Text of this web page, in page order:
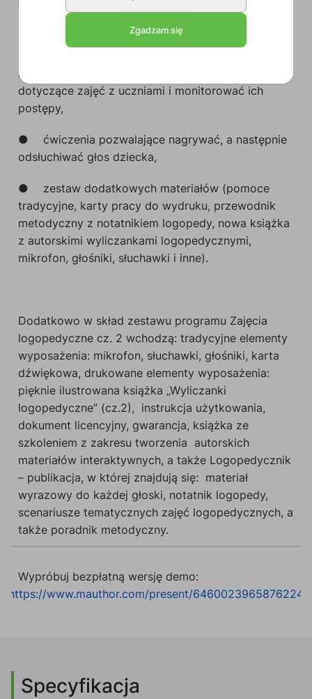
terapii głosek, a także z zakresu etapów
ponadstandardowych,
logopedy), które pozwala prowadzić zapiski
dotyczące zajęć z uczniami i monitorować ich
postępy,
●
ćwiczenia pozwalające nagrywać, a następnie
odsłuchiwać głos dziecka,
●
zestaw dodatkowych materiałów (pomoce
tradycyjne, karty pracy do wydruku, przewodnik
metodyczny z notatnikiem logopedy, nowa książka
z autorskimi wyliczankami logopedycznymi,
mikrofon, głośniki, słuchawki i inne).
Dodatkowo w skład zestawu programu Zajęcia
logopedyczne cz. 2 wchodzą: tradycyjne elementy
wyposażenia: mikrofon, słuchawki, głośniki, karta
dźwiękowa, drukowane elementy wyposażenia:
pięknie ilustrowana książka „Wyliczanki
logopedyczne” (cz.2), instrukcja użytkowania,
dokument licencyjny, gwarancja, książka ze
szkoleniem z zakresu tworzenia autorskich
materiałów interaktywnych, a także Logopedycznik
– publikacja, w której znajdują się: materiał
wyrazowy do każdej głoski, notatnik logopedy,
scenariusze tematycznych zajęć logopedycznych, a
także poradnik metodyczny.
Wypróbuj bezpłatną wersję demo:
https://www.mauthor.com/present/6460023965876224
Specyfikacja
Zgadzam się